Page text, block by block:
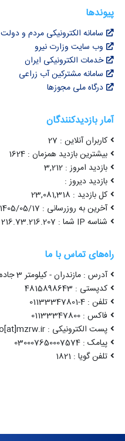
پیوندها
سامانه الکترونیکی مردم و دولت
وب سایت وزارت نیرو
خدمات الکترونیکی ایران
سامانه مشترکین آب زراعی
درگاه ملی مجوزها
آمار بازدیدکنندگان
کاربران آنلاین : 27
بیشترین بازدید همزمان : 1624
بازدید امروز : 3,212
بازدید دیروز :
کل بازدید : 23,081,318
آخرین به روزرسانی : 1405/05/17 00:11:00
شناسه IP شما : 216.73.216.207
راه‌های تماس با ما
آدرس : مازندران - کیلومتر 3 جاده ساری قائمشهر
کدپستی : 4815898643
تلفن : 4-01133347801
فاکس : 01133347800
پست الکترونیکی : info[at]mzrw.ir
پیامک : 030007650007574
تلفن گویا : 1821